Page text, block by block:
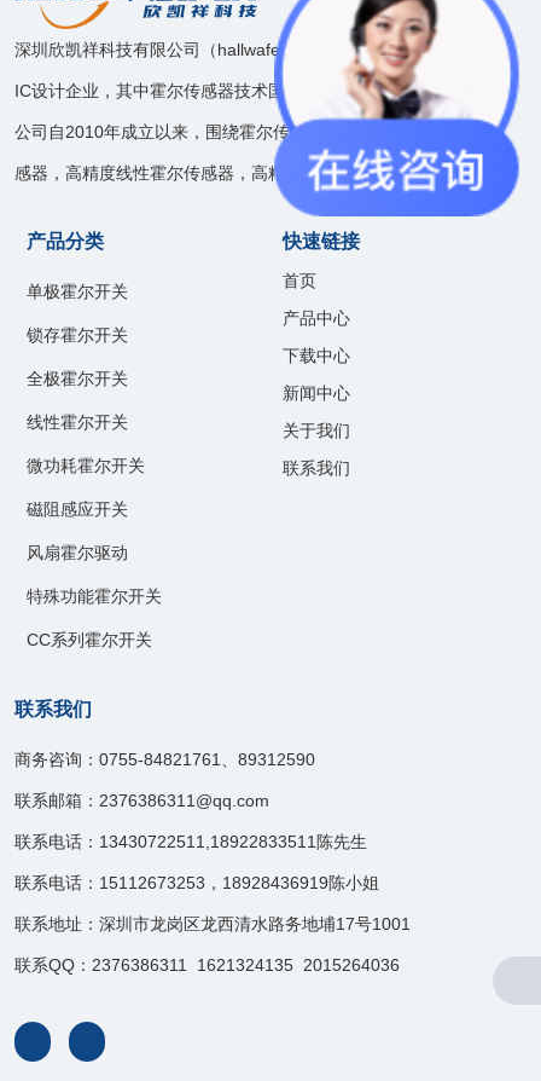
深圳欣凯祥科技有限公司（hallwafer），是一家模拟和混合信号
IC设计企业，其中霍尔传感器技术国内领先。
公司自2010年成立以来，围绕霍尔传感器技术开发了速度位置传
感器，高精度线性霍尔传感器，高精度电流传感器等产品线。
产品分类
单极霍尔开关
锁存霍尔开关
全极霍尔开关
线性霍尔开关
微功耗霍尔开关
磁阻感应开关
风扇霍尔驱动
特殊功能霍尔开关
CC系列霍尔开关
快速链接
首页
产品中心
下载中心
新闻中心
关于我们
联系我们
联系我们
商务咨询：0755-84821761、89312590
联系邮箱：2376386311@qq.com
联系电话：13430722511,18922833511陈先生
联系电话：15112673253，18928436919陈小姐
联系地址：深圳市龙岗区龙西清水路务地埔17号1001
联系QQ：2376386311 1621324135 2015264036